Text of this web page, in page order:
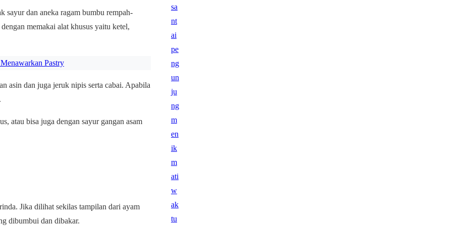
sayur dan aneka ragam bumbu rempah-
memakai alat khusus yaitu ketel,
Pastry
asin dan juga jeruk nipis serta cabai. Apabila
atau bisa juga dengan sayur gangan asam
Jika dilihat sekilas tampilan dari ayam
dibumbui dan dibakar.